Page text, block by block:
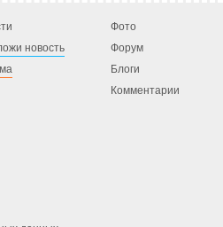
новость
Фото
Форум
Блоги
Комментарии